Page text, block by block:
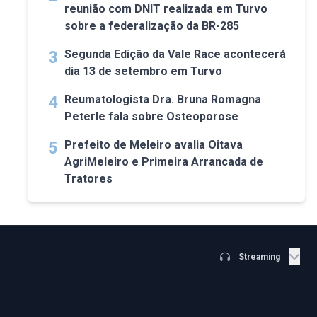
reunião com DNIT realizada em Turvo
sobre a federalização da BR-285
3 Segunda Edição da Vale Race acontecerá
dia 13 de setembro em Turvo
4 Reumatologista Dra. Bruna Romagna
Peterle fala sobre Osteoporose
5 Prefeito de Meleiro avalia Oitava
AgriMeleiro e Primeira Arrancada de
Tratores
Streaming